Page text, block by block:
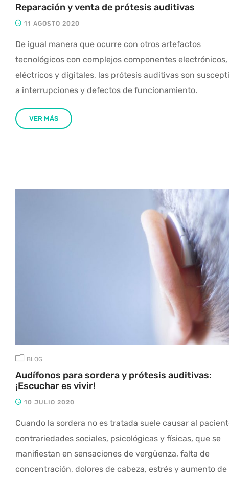
Reparación y venta de prótesis auditivas
11 AGOSTO 2020
De igual manera que ocurre con otros artefactos
tecnológicos con complejos componentes electrónicos,
eléctricos y digitales, las prótesis auditivas son
a interrupciones y defectos de funcionamiento.
VER MÁS
BLOG
Audífonos para sordera y prótesis auditivas:
¡Escuchar es vivir!
10 JULIO 2020
Cuando la sordera no es tratada suele causar al
contrariedades sociales, psicológicas y físicas, que se
manifiestan en sensaciones de vergüenza, falta de
concentración, dolores de cabeza, estrés y aumento de